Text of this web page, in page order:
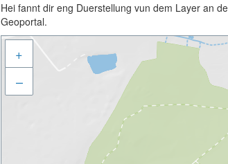
Hei fannt dir eng Duerstellung vun dem Layer an
Geoportal.
+
–